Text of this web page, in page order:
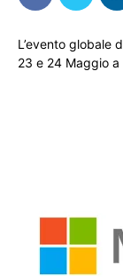
L’evento globale
23 e 24 Maggio a